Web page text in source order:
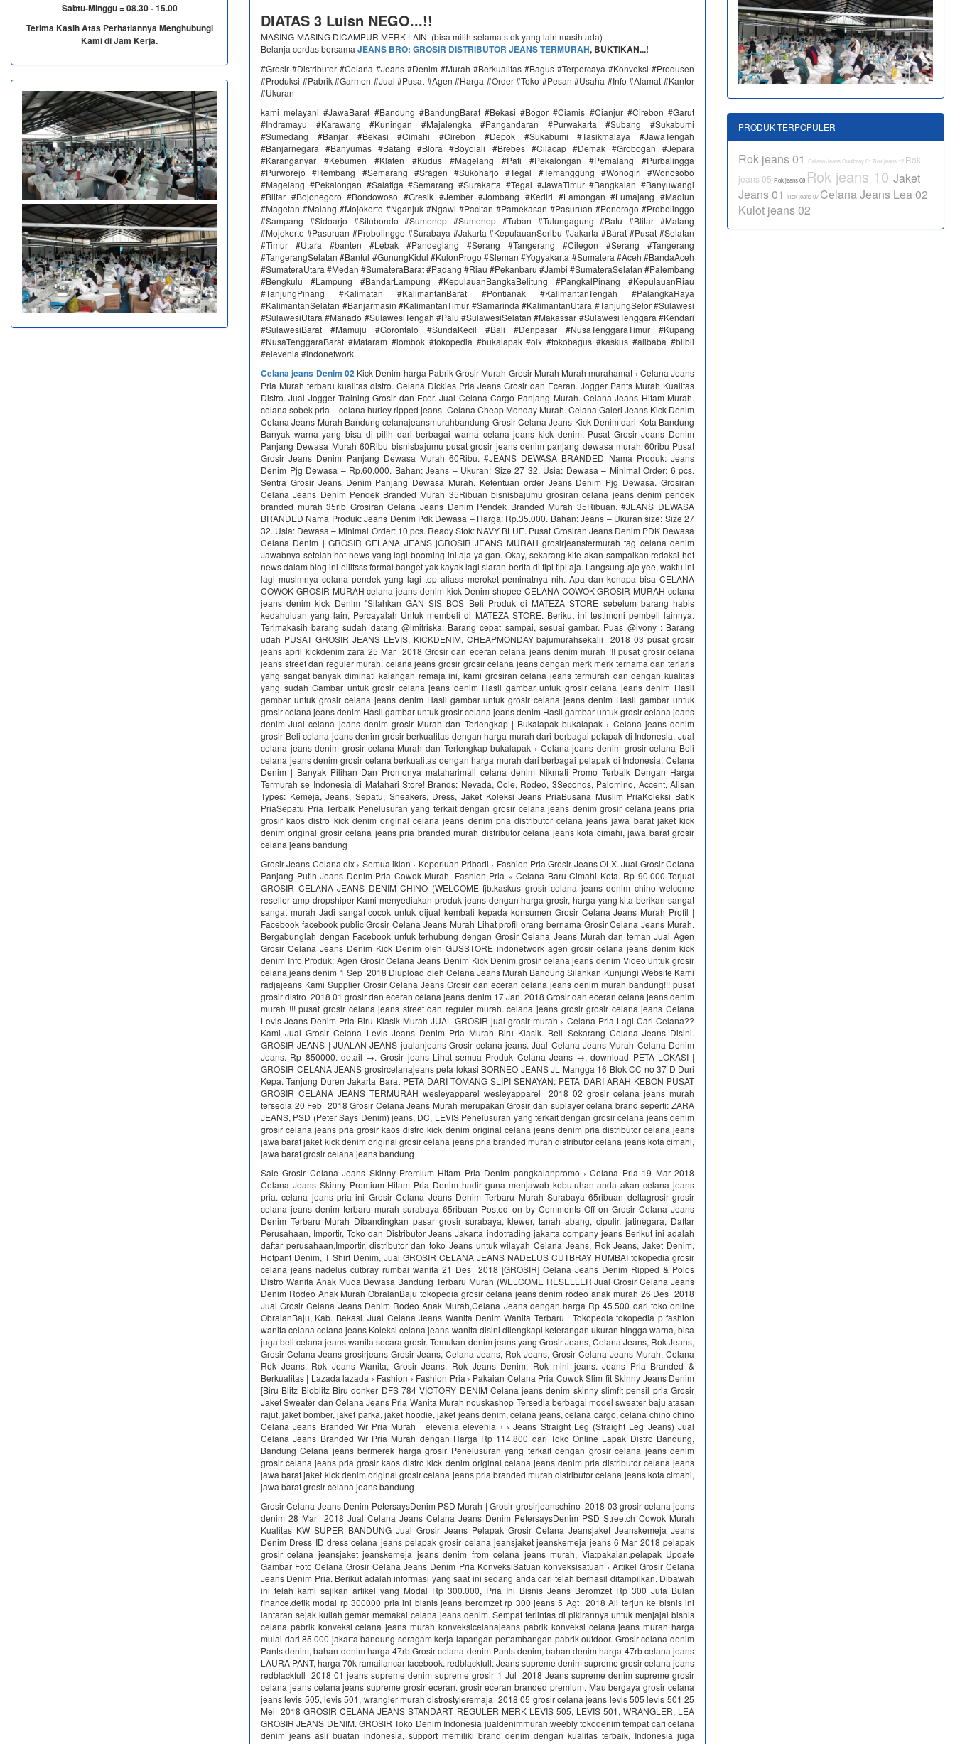
DIATAS 3 Luisn NEGO...!!
MASING-MASING DICAMPUR MERK LAIN. (bisa milih selama stok yang lain masih ada)
Belanja cerdas bersama JEANS BRO: GROSIR DISTRIBUTOR JEANS TERMURAH, BUKTIKAN...!
#Grosir #Distributor #Celana #Jeans #Denim #Murah #Berkualitas #Bagus #Terpercaya #Konveksi #Produsen
#Produksi #Pabrik #Garmen #Jual #Pusat #Agen #Harga #Order #Toko #Pesan #Usaha #Info #Alamat #Kantor
#Ukuran
kami melayani #JawaBarat #Bandung #BandungBarat #Bekasi #Bogor #Ciamis #Cianjur #Cirebon #Garut
#Indramayu #Karawang #Kuningan #Majalengka #Pangandaran #Purwakarta #Subang #Sukabumi
#Sumedang #Banjar #Bekasi #Cimahi #Cirebon #Depok #Sukabumi #Tasikmalaya #JawaTengah
#Banjarnegara #Banyumas #Batang #Blora #Boyolali #Brebes #Cilacap #Demak #Grobogan #Jepara
#Karanganyar #Kebumen #Klaten #Kudus #Magelang #Pati #Pekalongan #Pemalang #Purbalingga
#Purworejo #Rembang #Semarang #Sragen #Sukoharjo #Tegal #Temanggung #Wonogiri #Wonosobo
#Magelang #Pekalongan #Salatiga #Semarang #Surakarta #Tegal #JawaTimur #Bangkalan #Banyuwangi
#Blitar #Bojonegoro #Bondowoso #Gresik #Jember #Jombang #Kediri #Lamongan #Lumajang #Madiun
#Magetan #Malang #Mojokerto #Nganjuk #Ngawi #Pacitan #Pamekasan #Pasuruan #Ponorogo #Probolinggo
#Sampang #Sidoarjo #Situbondo #Sumenep #Sumenep #Tuban #Tulungagung #Batu #Blitar #Malang
#Mojokerto #Pasuruan #Probolinggo #Surabaya #Jakarta #KepulauanSeribu #Jakarta #Barat #Pusat #Selatan
#Timur #Utara #banten #Lebak #Pandeglang #Serang #Tangerang #Cilegon #Serang #Tangerang
#TangerangSelatan #Bantul #GunungKidul #KulonProgo #Sleman #Yogyakarta #Sumatera #Aceh #BandaAceh
#SumateraUtara #Medan #SumateraBarat #Padang #Riau #Pekanbaru #Jambi #SumateraSelatan #Palembang
#Bengkulu #Lampung #BandarLampung #KepulauanBangkaBelitung #PangkalPinang #KepulauanRiau
#TanjungPinang #Kalimatan #KalimantanBarat #Pontianak #KalimantanTengah #PalangkaRaya
#KalimantanSelatan #Banjarmasin #KalimantanTimur #Samarinda #KalimantanUtara #TanjungSelor #Sulawesi
#SulawesiUtara #Manado #SulawesiTengah #Palu #SulawesiSelatan #Makassar #SulawesiTenggara #Kendari
#SulawesiBarat #Mamuju #Gorontalo #SundaKecil #Bali #Denpasar #NusaTenggaraTimur #Kupang
#NusaTenggaraBarat #Mataram #lombok #tokopedia #bukalapak #olx #tokobagus #kaskus #alibaba #blibli
#elevenia #indonetwork
Celana jeans Denim 02 Kick Denim harga Pabrik Grosir Murah Grosir Murah Murah murahamat › Celana Jeans
Pria Murah terbaru kualitas distro. Celana Dickies Pria Jeans Grosir dan Eceran. Jogger Pants Murah Kualitas
Distro. Jual Jogger Training Grosir dan Ecer. Jual Celana Cargo Panjang Murah. Celana Jeans Hitam Murah.
celana sobek pria – celana hurley ripped jeans. Celana Cheap Monday Murah. Celana Galeri Jeans Kick Denim
Celana Jeans Murah Bandung celanajeansmurahbandung Grosir Celana Jeans Kick Denim dari Kota Bandung
Banyak warna yang bisa di pilih dari berbagai warna celana jeans kick denim. Pusat Grosir Jeans Denim
Panjang Dewasa Murah 60Ribu bisnisbajumu pusat grosir jeans denim panjang dewasa murah 60ribu Pusat
Grosir Jeans Denim Panjang Dewasa Murah 60Ribu. #JEANS DEWASA BRANDED Nama Produk: Jeans
Denim Pjg Dewasa – Rp.60.000. Bahan: Jeans – Ukuran: Size 27 32. Usia: Dewasa – Minimal Order: 6 pcs.
Sentra Grosir Jeans Denim Panjang Dewasa Murah. Ketentuan order Jeans Denim Pjg Dewasa. Grosiran
Celana Jeans Denim Pendek Branded Murah 35Ribuan bisnisbajumu grosiran celana jeans denim pendek
branded murah 35rib Grosiran Celana Jeans Denim Pendek Branded Murah 35Ribuan. #JEANS DEWASA
BRANDED Nama Produk: Jeans Denim Pdk Dewasa – Harga: Rp.35.000. Bahan: Jeans – Ukuran size: Size 27
32. Usia: Dewasa – Minimal Order: 10 pcs. Ready Stok: NAVY BLUE. Pusat Grosiran Jeans Denim PDK Dewasa
Celana Denim | GROSIR CELANA JEANS |GROSIR JEANS MURAH grosirjeanstermurah tag celana denim
Jawabnya setelah hot news yang lagi booming ini aja ya gan. Okay, sekarang kite akan sampaikan redaksi hot
news dalam blog ini eiiitsss formal banget yak kayak lagi siaran berita di tipi tipi aja. Langsung aje yee, waktu ini
lagi musimnya celana pendek yang lagi top aliass meroket peminatnya nih. Apa dan kenapa bisa CELANA
COWOK GROSIR MURAH celana jeans denim kick Denim shopee CELANA COWOK GROSIR MURAH celana
jeans denim kick Denim "Silahkan GAN SIS BOS Beli Produk di MATEZA STORE sebelum barang habis
kedahuluan yang lain, Percayalah Untuk membeli di MATEZA STORE. Berikut ini testimoni pembeli lainnya.
Terimakasih barang sudah datang @imifriska: Barang cepat sampai, sesuai gambar. Puas @ivony : Barang
udah PUSAT GROSIR JEANS LEVIS, KICKDENIM, CHEAPMONDAY bajumurahsekalii 2018 03 pusat grosir
jeans april kickdenim zara 25 Mar 2018 Grosir dan eceran celana jeans denim murah !!! pusat grosir celana
jeans street dan reguler murah. celana jeans grosir grosir celana jeans dengan merk merk ternama dan terlaris
yang sangat banyak diminati kalangan remaja ini, kami grosiran celana jeans termurah dan dengan kualitas
yang sudah Gambar untuk grosir celana jeans denim Hasil gambar untuk grosir celana jeans denim Hasil
gambar untuk grosir celana jeans denim Hasil gambar untuk grosir celana jeans denim Hasil gambar untuk
grosir celana jeans denim Hasil gambar untuk grosir celana jeans denim Hasil gambar untuk grosir celana jeans
denim Jual celana jeans denim grosir Murah dan Terlengkap | Bukalapak bukalapak › Celana jeans denim
grosir Beli celana jeans denim grosir berkualitas dengan harga murah dari berbagai pelapak di Indonesia. Jual
celana jeans denim grosir celana Murah dan Terlengkap bukalapak › Celana jeans denim grosir celana Beli
celana jeans denim grosir celana berkualitas dengan harga murah dari berbagai pelapak di Indonesia. Celana
Denim | Banyak Pilihan Dan Promonya‎ mataharimall celana denim‎ Nikmati Promo Terbaik Dengan Harga
Termurah se Indonesia di Matahari Store! Brands: Nevada, Cole, Rodeo, 3Seconds, Palomino, Accent, Alisan
Types: Kemeja, Jeans, Sepatu, Sneakers, Dress, Jaket Koleksi Jeans PriaBusana Muslim PriaKoleksi Batik
PriaSepatu Pria Terbaik Penelusuran yang terkait dengan grosir celana jeans denim grosir celana jeans pria
grosir kaos distro kick denim original celana jeans denim pria distributor celana jeans jawa barat jaket kick
denim original grosir celana jeans pria branded murah distributor celana jeans kota cimahi, jawa barat grosir
celana jeans bandung
Grosir Jeans Celana olx › Semua iklan › Keperluan Pribadi › Fashion Pria Grosir Jeans OLX. Jual Grosir Celana
Panjang Putih Jeans Denim Pria Cowok Murah. Fashion Pria » Celana Baru Cimahi Kota. Rp 90.000 Terjual
GROSIR CELANA JEANS DENIM CHINO (WELCOME fjb.kaskus grosir celana jeans denim chino welcome
reseller amp dropshiper Kami menyediakan produk jeans dengan harga grosir, harga yang kita berikan sangat
sangat murah Jadi sangat cocok untuk dijual kembali kepada konsumen Grosir Celana Jeans Murah Profil |
Facebook facebook public Grosir Celana Jeans Murah Lihat profil orang bernama Grosir Celana Jeans Murah.
Bergabunglah dengan Facebook untuk terhubung dengan Grosir Celana Jeans Murah dan teman Jual Agen
Grosir Celana Jeans Denim Kick Denim oleh GUSSTORE indonetwork agen grosir celana jeans denim kick
denim Info Produk: Agen Grosir Celana Jeans Denim Kick Denim grosir celana jeans denim Video untuk grosir
celana jeans denim 1 Sep 2018 Diupload oleh Celana Jeans Murah Bandung Silahkan Kunjungi Website Kami
radjajeans Kami Supplier Grosir Celana Jeans Grosir dan eceran celana jeans denim murah bandung!!! pusat
grosir distro 2018 01 grosir dan eceran celana jeans denim 17 Jan 2018 Grosir dan eceran celana jeans denim
murah !!! pusat grosir celana jeans street dan reguler murah. celana jeans grosir grosir celana jeans Celana
Levis Jeans Denim Pria Biru Klasik Murah JUAL GROSIR jual grosir murah › Celana Pria Lagi Cari Celana??
Kami Jual Grosir Celana Levis Jeans Denim Pria Murah Biru Klasik. Beli Sekarang Celana Jeans Disini.
GROSIR JEANS | JUALAN JEANS jualanjeans Grosir celana jeans. Jual Celana Jeans Murah Celana Denim
Jeans. Rp 850000. detail →. Grosir jeans Lihat semua Produk Celana Jeans →. download PETA LOKASI |
GROSIR CELANA JEANS grosircelanajeans peta lokasi BORNEO JEANS JL Mangga 16 Blok CC no 37 D Duri
Kepa. Tanjung Duren Jakarta Barat PETA DARI TOMANG SLIPI SENAYAN: PETA DARI ARAH KEBON PUSAT
GROSIR CELANA JEANS TERMURAH wesleyapparel wesleyapparel 2018 02 grosir celana jeans murah
tersedia 20 Feb 2018 Grosir Celana Jeans Murah merupakan Grosir dan suplayer celana brand seperti: ZARA
JEANS, PSD (Peter Says Denim) jeans, DC, LEVIS Penelusuran yang terkait dengan grosir celana jeans denim
grosir celana jeans pria grosir kaos distro kick denim original celana jeans denim pria distributor celana jeans
jawa barat jaket kick denim original grosir celana jeans pria branded murah distributor celana jeans kota cimahi,
jawa barat grosir celana jeans bandung
Sale Grosir Celana Jeans Skinny Premium Hitam Pria Denim pangkalanpromo › Celana Pria 19 Mar 2018
Celana Jeans Skinny Premium Hitam Pria Denim hadir guna menjawab kebutuhan anda akan celana jeans
pria. celana jeans pria ini Grosir Celana Jeans Denim Terbaru Murah Surabaya 65ribuan deltagrosir grosir
celana jeans denim terbaru murah surabaya 65ribuan Posted on by Comments Off on Grosir Celana Jeans
Denim Terbaru Murah Dibandingkan pasar grosir surabaya, klewer, tanah abang, cipulir, jatinegara, Daftar
Perusahaan, Importir, Toko dan Distributor Jeans Jakarta indotrading jakarta company jeans Berikut ini adalah
daftar perusahaan,Importir, distributor dan toko Jeans untuk wilayah Celana Jeans, Rok Jeans, Jaket Denim,
Hotpant Denim, T Shirt Denim, Jual GROSIR CELANA JEANS NADELUS CUTBRAY RUMBAI tokopedia grosir
celana jeans nadelus cutbray rumbai wanita 21 Des 2018 [GROSIR] Celana Jeans Denim Ripped & Polos
Distro Wanita Anak Muda Dewasa Bandung Terbaru Murah (WELCOME RESELLER Jual Grosir Celana Jeans
Denim Rodeo Anak Murah ObralanBaju tokopedia grosir celana jeans denim rodeo anak murah 26 Des 2018
Jual Grosir Celana Jeans Denim Rodeo Anak Murah,Celana Jeans dengan harga Rp 45.500 dari toko online
ObralanBaju, Kab. Bekasi. Jual Celana Jeans Wanita Denim Wanita Terbaru | Tokopedia tokopedia p fashion
wanita celana celana jeans Koleksi celana jeans wanita disini dilengkapi keterangan ukuran hingga warna, bisa
juga beli celana jeans wanita secara grosir. Temukan denim jeans yang Grosir Jeans, Celana Jeans, Rok Jeans,
Grosir Celana Jeans grosirjeans Grosir Jeans, Celana Jeans, Rok Jeans, Grosir Celana Jeans Murah, Celana
Rok Jeans, Rok Jeans Wanita, Grosir Jeans, Rok Jeans Denim, Rok mini jeans. Jeans Pria Branded &
Berkualitas | Lazada lazada › Fashion › Fashion Pria › Pakaian Celana Pria Cowok Slim fit Skinny Jeans Denim
[Biru Blitz Bioblitz Biru donker DFS 784 VICTORY DENIM Celana jeans denim skinny slimfit pensil pria Grosir
Jaket Sweater dan Celana Jeans Pria Wanita Murah nouskashop Tersedia berbagai model sweater baju atasan
rajut, jaket bomber, jaket parka, jaket hoodie, jaket jeans denim, celana jeans, celana cargo, celana chino chino
Celana Jeans Branded Wr Pria Murah | elevenia elevenia › › Jeans Straight Leg (Straight Leg Jeans) Jual
Celana Jeans Branded Wr Pria Murah dengan Harga Rp 114.800 dari Toko Online Lapak Distro Bandung,
Bandung Celana jeans bermerek harga grosir Penelusuran yang terkait dengan grosir celana jeans denim
grosir celana jeans pria grosir kaos distro kick denim original celana jeans denim pria distributor celana jeans
jawa barat jaket kick denim original grosir celana jeans pria branded murah distributor celana jeans kota cimahi,
jawa barat grosir celana jeans bandung
Grosir Celana Jeans Denim PetersaysDenim PSD Murah | Grosir grosirjeanschino 2018 03 grosir celana jeans
denim 28 Mar 2018 Jual Celana Jeans Celana Jeans Denim PetersaysDenim PSD Streetch Cowok Murah
Kualitas KW SUPER BANDUNG Jual Grosir Jeans Pelapak Grosir Celana Jeansjaket Jeanskemeja Jeans
Denim Dress ID dress celana jeans pelapak grosir celana jeansjaket jeanskemeja jeans 6 Mar 2018 pelapak
grosir celana jeansjaket jeanskemeja jeans denim from celana jeans murah, Via:pakaian.pelapak Update
Gambar Foto Celana Grosir Celana Jeans Denim Pria KonveksiSatuan konveksisatuan › Artikel Grosir Celana
Jeans Denim Pria. Berikut adalah informasi yang saat ini sedang anda cari telah berhasil ditampilkan. Dibawah
ini telah kami sajikan artikel yang Modal Rp 300.000, Pria Ini Bisnis Jeans Beromzet Rp 300 Juta Bulan
finance.detik modal rp 300000 pria ini bisnis jeans beromzet rp 300 jeans 5 Agt 2018 Ali terjun ke bisnis ini
lantaran sejak kuliah gemar memakai celana jeans denim. Sempat terlintas di pikirannya untuk menjajal bisnis
celana pabrik konveksi celana jeans murah konveksicelanajeans pabrik konveksi celana jeans murah harga
mulai dari 85.000 jakarta bandung seragam kerja lapangan pertambangan pabrik outdoor. Grosir celana denim
Pants denim, bahan denim harga 47rb Grosir celana denim Pants denim, bahan denim harga 47rb celana jeans
LAURA PANT, harga 70k ramailancar facebook. redblackfull: Jeans supreme denim supreme grosir celana jeans
redblackfull 2018 01 jeans supreme denim supreme grosir 1 Jul 2018 Jeans supreme denim supreme grosir
celana jeans celana jeans supreme grosir eceran. grosir eceran branded premium. Mau bergaya grosir celana
jeans levis 505, levis 501, wrangler murah distrostyleremaja 2018 05 grosir celana jeans levis 505 levis 501 25
Mei 2018 GROSIR CELANA JEANS STANDART REGULER MERK LEVIS 505, LEVIS 501, WRANGLER, LEA
GROSIR JEANS DENIM. GROSIR Toko Denim Indonesia jualdenimmurah.weebly tokodenim tempat cari celana
denim jeans asli buatan indonesia, support memiliki brand denim dengan kualitas terbaik, Indonesia juga
Sabtu-Minggu = 08.30 - 15.00
Terima Kasih Atas Perhatiannya Menghubungi
Kami di Jam Kerja.
PRODUK TERPOPULER
Rok jeans 01 Celana Jeans Cuutbray 01 Rok jeans 12 Rok
jeans 05 Rok jeans 08 Rok jeans 10 Jaket
Jeans 01
Rok jeans 07 Celana Jeans Lea 02
Kulot jeans 02